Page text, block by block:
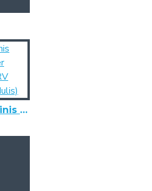
Plokštelinis entalpinis rekuperatorius Zehnder ComfoAir Flex 350 ERV (integruotas LAN modulis)